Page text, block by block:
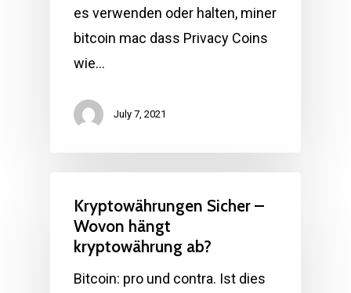
es verwenden oder halten, miner
bitcoin mac dass Privacy Coins
wie…
July 7, 2021
Kryptowährungen Sicher –
Wovon hängt
kryptowährung ab?
Bitcoin: pro und contra. Ist dies